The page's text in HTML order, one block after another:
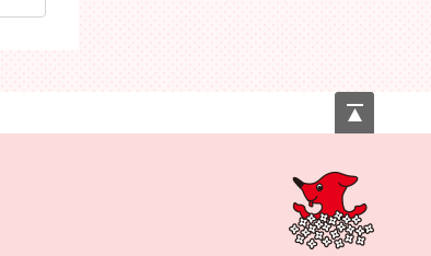
ページの先頭へ戻る